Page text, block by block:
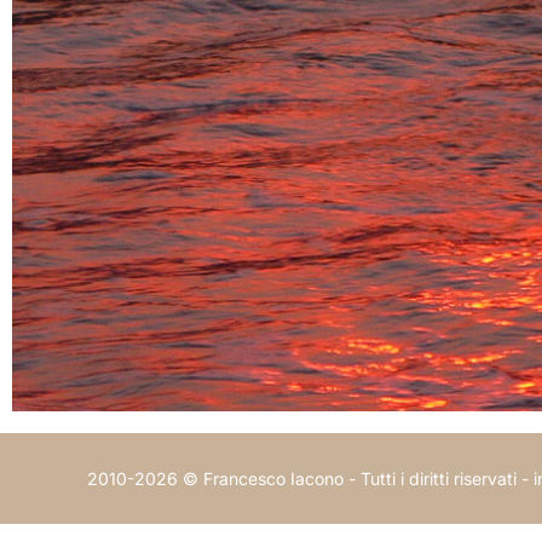
2010-2026 © Francesco Iacono - Tutti i diritti riservati -